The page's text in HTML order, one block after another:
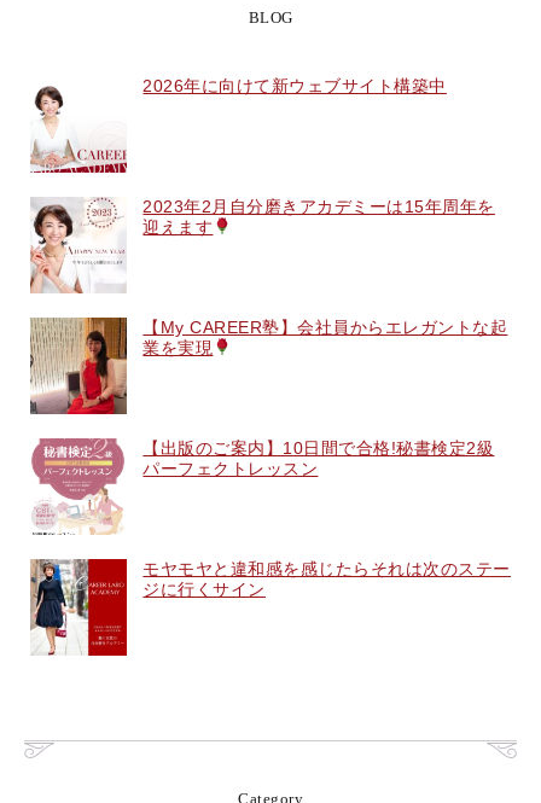
BLOG
2026年に向けて新ウェブサイト構築中
2023年2月自分磨きアカデミーは15年周年を
迎えます
【My CAREER塾】会社員からエレガントな起
業を実現
【出版のご案内】10日間で合格!秘書検定2級
パーフェクトレッスン
モヤモヤと違和感を感じたらそれは次のステー
ジに行くサイン
Category